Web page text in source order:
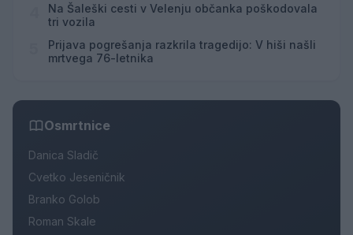
Na Šaleški cesti v Velenju občanka poškodovala
tri vozila
Prijava pogrešanja razkrila tragedijo: V hiši našli
mrtvega 76-letnika
Osmrtnice
Danica Sladič
Cvetko Jeseničnik
Branko Golob
Roman Skale